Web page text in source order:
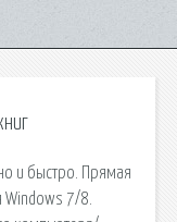
и быстро. Прямая
Windows 7/8.